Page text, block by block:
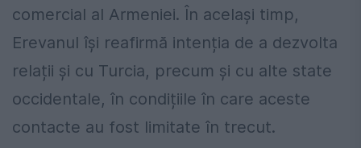
comercial al Armeniei. În același timp,
Erevanul își reafirmă intenția de a dezvolta
relații și cu Turcia, precum și cu alte state
occidentale, în condițiile în care aceste
contacte au fost limitate în trecut.